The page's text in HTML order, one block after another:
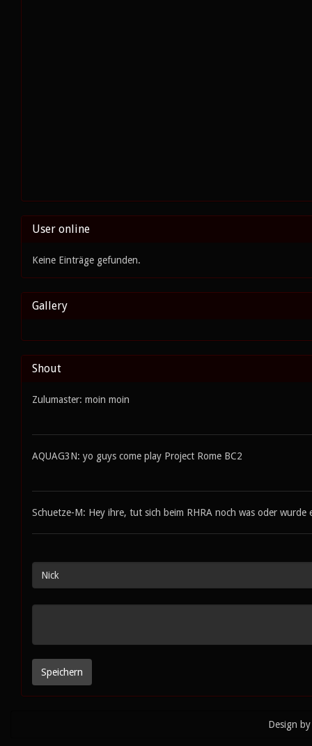
User online
Keine Einträge gefunden.
Gallery
Shout
Zulumaster: moin moin
AQUAG3N: yo guys come play Project Rome BC2
Schuetze-M: Hey ihre, tut sich beim RHRA noch was oder wurde
Design